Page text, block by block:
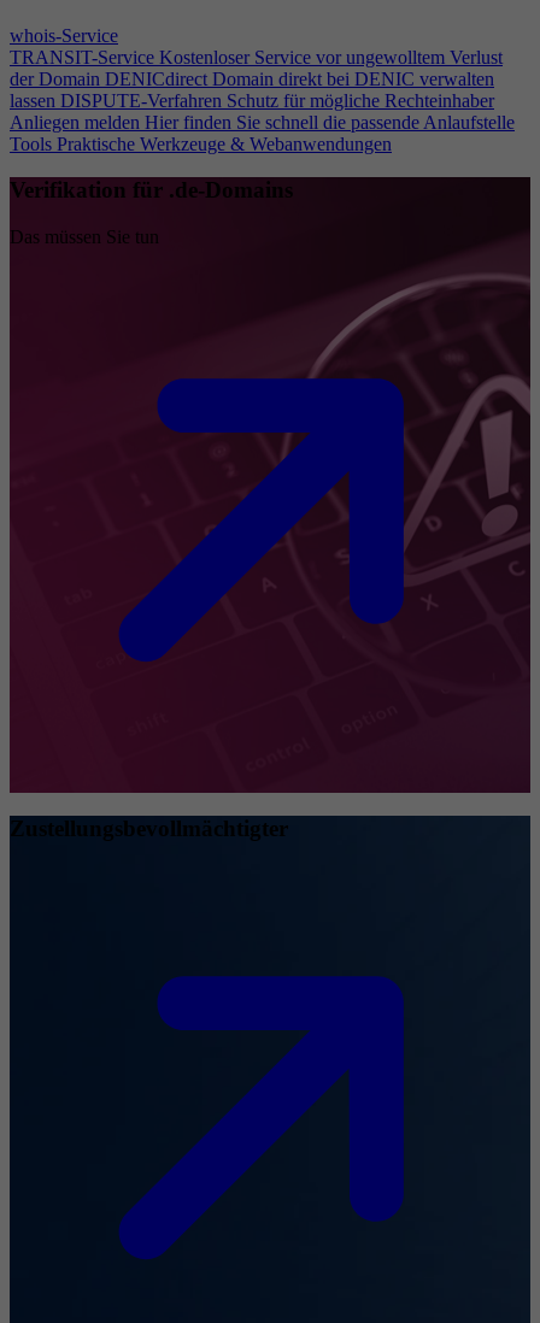
whois-Service
TRANSIT-Service Kostenloser Service vor ungewolltem Verlust
der Domain DENICdirect Domain direkt bei DENIC verwalten
lassen DISPUTE-Verfahren Schutz für mögliche Rechteinhaber
Anliegen melden Hier finden Sie schnell die passende Anlaufstelle
Tools Praktische Werkzeuge & Webanwendungen
Verifikation für .de-Domains
Das müssen Sie tun
Zustellungsbevollmächtigter